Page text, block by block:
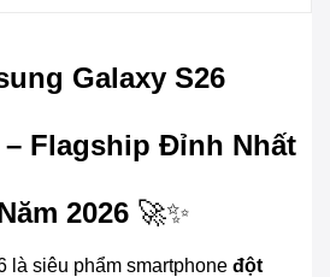
Galaxy S26
– Flagship Đỉnh Nhất
2026🚀✨
là siêu phẩm smartphone đột